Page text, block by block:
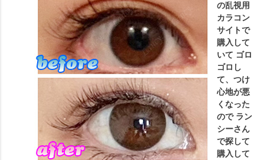
の乱視用
カラコン
サイトで
購入して
いて ゴロ
ゴロし
て、つけ
心地が悪
くなった
ので ラン
シーさん
で探して
購入して